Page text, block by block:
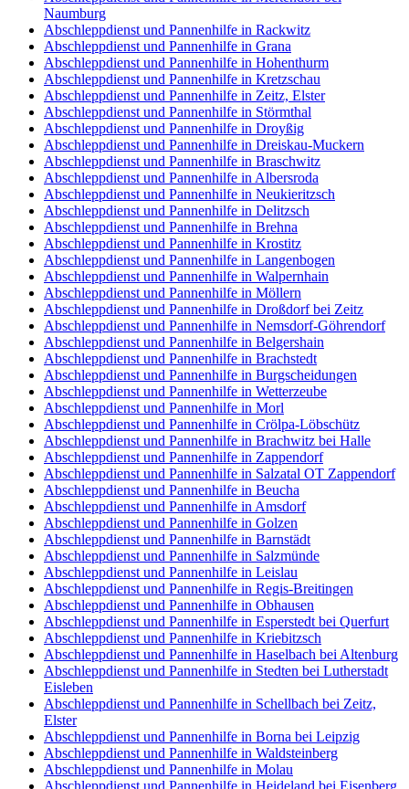
Naumburg
Abschleppdienst und Pannenhilfe in Rackwitz
Abschleppdienst und Pannenhilfe in Grana
Abschleppdienst und Pannenhilfe in Hohenthurm
Abschleppdienst und Pannenhilfe in Kretzschau
Abschleppdienst und Pannenhilfe in Zeitz, Elster
Abschleppdienst und Pannenhilfe in Störmthal
Abschleppdienst und Pannenhilfe in Droyßig
Abschleppdienst und Pannenhilfe in Dreiskau-Muckern
Abschleppdienst und Pannenhilfe in Braschwitz
Abschleppdienst und Pannenhilfe in Albersroda
Abschleppdienst und Pannenhilfe in Neukieritzsch
Abschleppdienst und Pannenhilfe in Delitzsch
Abschleppdienst und Pannenhilfe in Brehna
Abschleppdienst und Pannenhilfe in Krostitz
Abschleppdienst und Pannenhilfe in Langenbogen
Abschleppdienst und Pannenhilfe in Walpernhain
Abschleppdienst und Pannenhilfe in Möllern
Abschleppdienst und Pannenhilfe in Droßdorf bei Zeitz
Abschleppdienst und Pannenhilfe in Nemsdorf-Göhrendorf
Abschleppdienst und Pannenhilfe in Belgershain
Abschleppdienst und Pannenhilfe in Brachstedt
Abschleppdienst und Pannenhilfe in Burgscheidungen
Abschleppdienst und Pannenhilfe in Wetterzeube
Abschleppdienst und Pannenhilfe in Morl
Abschleppdienst und Pannenhilfe in Crölpa-Löbschütz
Abschleppdienst und Pannenhilfe in Brachwitz bei Halle
Abschleppdienst und Pannenhilfe in Zappendorf
Abschleppdienst und Pannenhilfe in Salzatal OT Zappendorf
Abschleppdienst und Pannenhilfe in Beucha
Abschleppdienst und Pannenhilfe in Amsdorf
Abschleppdienst und Pannenhilfe in Golzen
Abschleppdienst und Pannenhilfe in Barnstädt
Abschleppdienst und Pannenhilfe in Salzmünde
Abschleppdienst und Pannenhilfe in Leislau
Abschleppdienst und Pannenhilfe in Regis-Breitingen
Abschleppdienst und Pannenhilfe in Obhausen
Abschleppdienst und Pannenhilfe in Esperstedt bei Querfurt
Abschleppdienst und Pannenhilfe in Kriebitzsch
Abschleppdienst und Pannenhilfe in Haselbach bei Altenburg
Abschleppdienst und Pannenhilfe in Stedten bei Lutherstadt
Eisleben
Abschleppdienst und Pannenhilfe in Schellbach bei Zeitz,
Elster
Abschleppdienst und Pannenhilfe in Borna bei Leipzig
Abschleppdienst und Pannenhilfe in Waldsteinberg
Abschleppdienst und Pannenhilfe in Molau
Abschleppdienst und Pannenhilfe in Heideland bei Eisenberg